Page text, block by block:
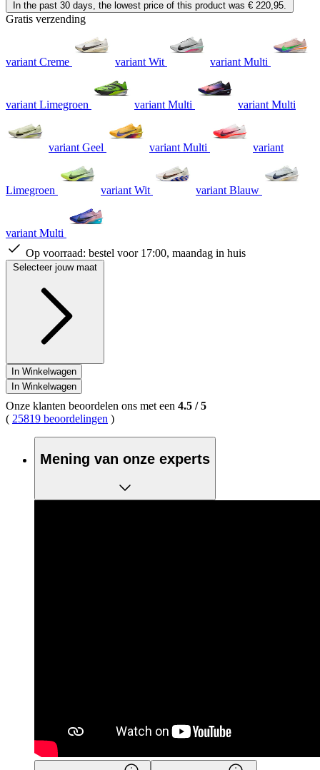
In the past 30 days, the lowest price of this product was € 220,95.
Gratis verzending
variant Creme variant Wit variant Multi
variant Limegroen variant Multi variant Multi
variant Geel variant Multi variant
Limegroen variant Wit variant Blauw
variant Multi
Op voorraad: bestel voor 17:00, maandag in huis
Selecteer jouw maat
In Winkelwagen
In Winkelwagen
Onze klanten beoordelen ons met een 4.5 /5
( 25819 beoordelingen )
Mening van onze experts